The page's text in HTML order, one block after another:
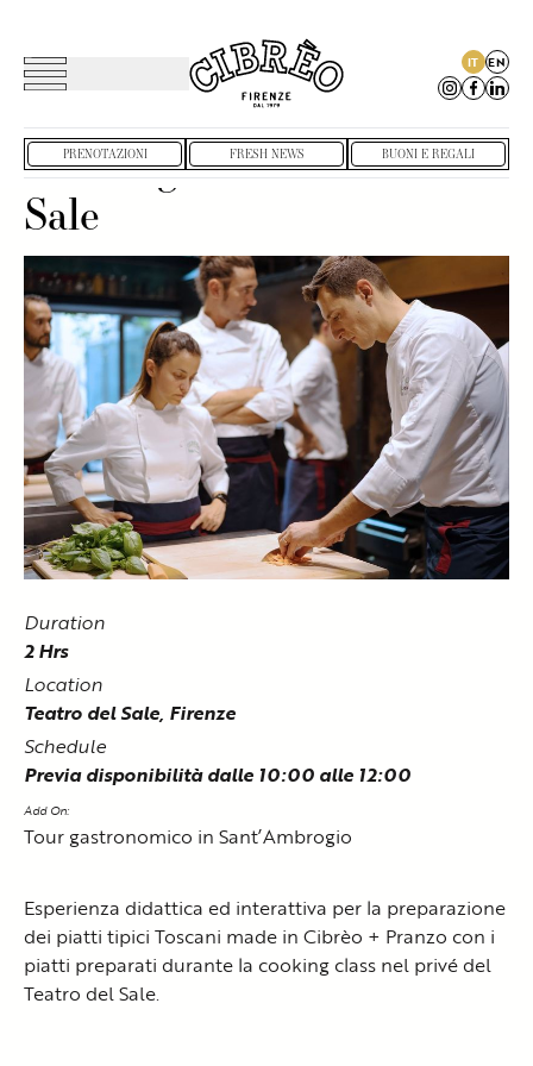
Toggle navigation IT EN
PRENOTAZIONI FRESH NEWS BUONI E REGALI
CIBRÈO DIGITAL HUB
Cooking Class Teatro del
Sale
Duration
2 Hrs
Location
Teatro del Sale, Firenze
Schedule
Previa disponibilità dalle 10:00 alle 12:00
Add On:
Tour gastronomico in Sant’Ambrogio
Esperienza didattica ed interattiva per la preparazione
dei piatti tipici Toscani made in Cibrèo + Pranzo con i
piatti preparati durante la cooking class nel privé del
Teatro del Sale.